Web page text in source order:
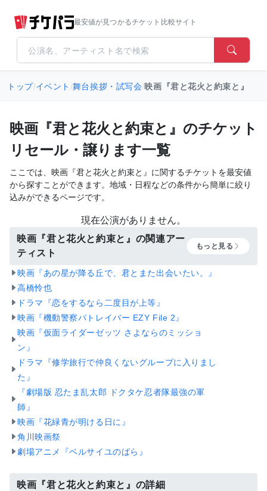
最安値が見つかるチケット比較サイト
トップ/イベント /舞台挨拶・試写会/映画『君と花火と約束と』
映画『君と花火と約束と』のチケット
リセール・譲ります一覧
ここでは、映画『君と花火と約束と』に関するチケットを最安値
から探すことができます。地域・日程などの条件から簡単に絞り
込みができるページです。
現在公演がありません。
映画『君と花火と約束と』の関連アー
ティスト
もっと見る
映画『あの星が降る丘で、君とまた出会いたい。』
高橋怜也
ドラマ『恋をするなら二度目が上等』
映画『機動警察パトレイバー EZY File 2』
映画『仮面ライダーゼッツ さよならのミッショ
ン』
ドラマ『修学旅行で仲良くないグループに入りまし
た』
『劇場版 忍たま乱太郎 ドクタケ忍者隊最強の軍
師』
映画『花緑青が明ける日に』
角川映画祭
劇場アニメ『ベルサイユのばら』
映画『君と花火と約束と』の詳細